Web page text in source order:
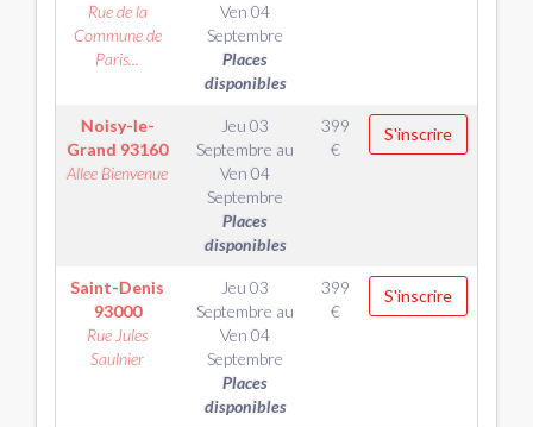
Rue de la
Commune de
Paris...
Ven 04
Septembre
Places
disponibles
Noisy-le-
Grand 93160
Allee Bienvenue
Jeu 03
Septembre au
Ven 04
Septembre
Places
disponibles
399
€
S'inscrire
Saint-Denis
93000
Rue Jules
Saulnier
Jeu 03
Septembre au
Ven 04
Septembre
Places
disponibles
399
€
S'inscrire